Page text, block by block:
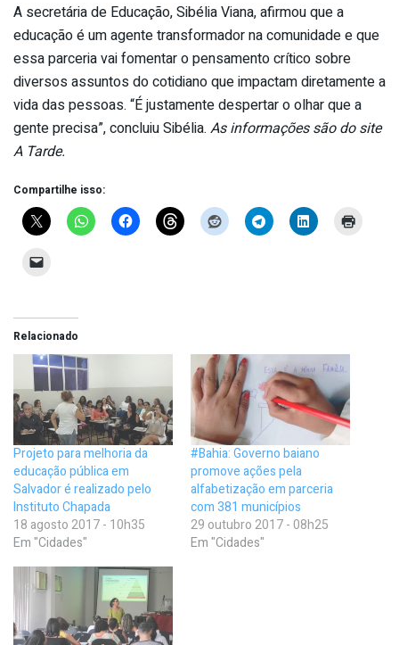
A secretária de Educação, Sibélia Viana, afirmou que a
educação é um agente transformador na comunidade e que
essa parceria vai fomentar o pensamento crítico sobre
diversos assuntos do cotidiano que impactam diretamente a
vida das pessoas. “É justamente despertar o olhar que a
gente precisa”, concluiu Sibélia. As informações são do site
A Tarde.
Compartilhe isso:
Relacionado
Projeto para melhoria da
educação pública em
Salvador é realizado pelo
Instituto Chapada
18 agosto 2017 - 10h35
Em "Cidades"
#Bahia: Governo baiano
promove ações pela
alfabetização em parceria
com 381 municípios
29 outubro 2017 - 08h25
Em "Cidades"